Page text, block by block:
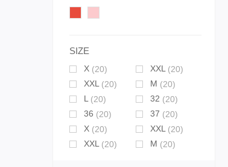
SIZE
X (20) XXL (20)
XXL (20) M (20)
L (20) 32 (20)
36 (20) 37 (20)
X (20) XXL (20)
XXL (20) M (20)